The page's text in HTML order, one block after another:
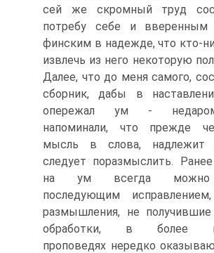
сей же скромный труд
потребу себе и
финским в надежде, что кто-
извлечь из него некоторую
Далее, что до меня самого,
сборник, дабы в
опережал ум -
напоминали, что прежде
мысль в слова, надлежит
следует поразмыслить.
на ум всегда можно
последующим
размышления, не
обработки, в более
проповедях нередко